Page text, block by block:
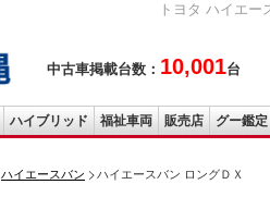
トヨタ ハイエ
中古車掲載台数： 10,001台
ハイブリッド 福祉車両 販売店 グー鑑定
ハイエースバン ハイエースバン ロングＤＸ